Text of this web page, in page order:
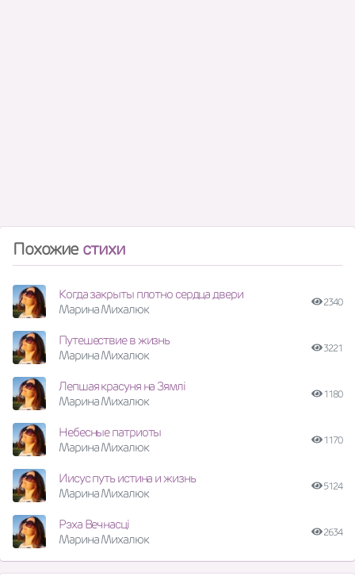
Похожие стихи
Когда закрыты плотно сердца двери
Марина Михалюк
2340
Путешествие в жизнь
Марина Михалюк
3221
Лепшая красуня на Зямлі
Марина Михалюк
1180
Небесные патриоты
Марина Михалюк
1170
Иисус путь истина и жизнь
Марина Михалюк
5124
Рэха Вечнасці
Марина Михалюк
2634